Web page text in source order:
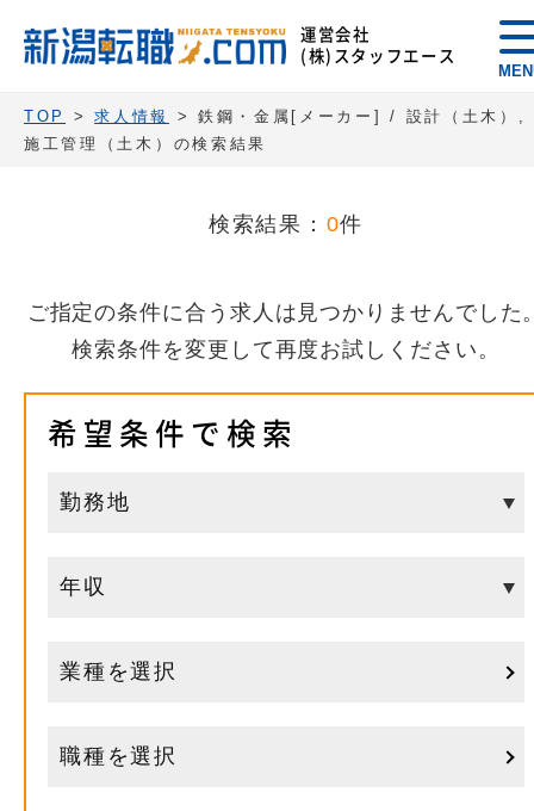
運営会社
(株)スタッフエース
TOP >求人情報
> 鉄鋼・金属[メーカー] / 設計（土木）,
施工管理（土木）の検索結果
検索結果： 0件
ご指定の条件に合う求人は見つかりませんでした
検索条件を変更して再度お試しください。
希望条件で検索
業種を選択
職種を選択